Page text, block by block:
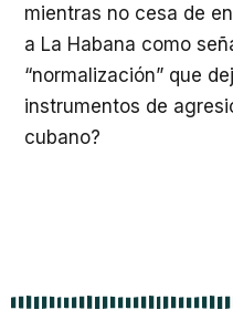
mientras no cesa de
a La Habana como
“normalización” que
instrumentos de
cubano?